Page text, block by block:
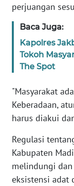
perjuangan
Baca Juga:
Kapolres
Tokoh
The Spot
"Masyarakat
Keberadaan,
harus diakui
Regulasi
Kabupaten
melindungi dan
eksistensi adat
SULBAR
WN
BABEL
SUMBAR
WN
SUMSEL
WN
BENGKULU